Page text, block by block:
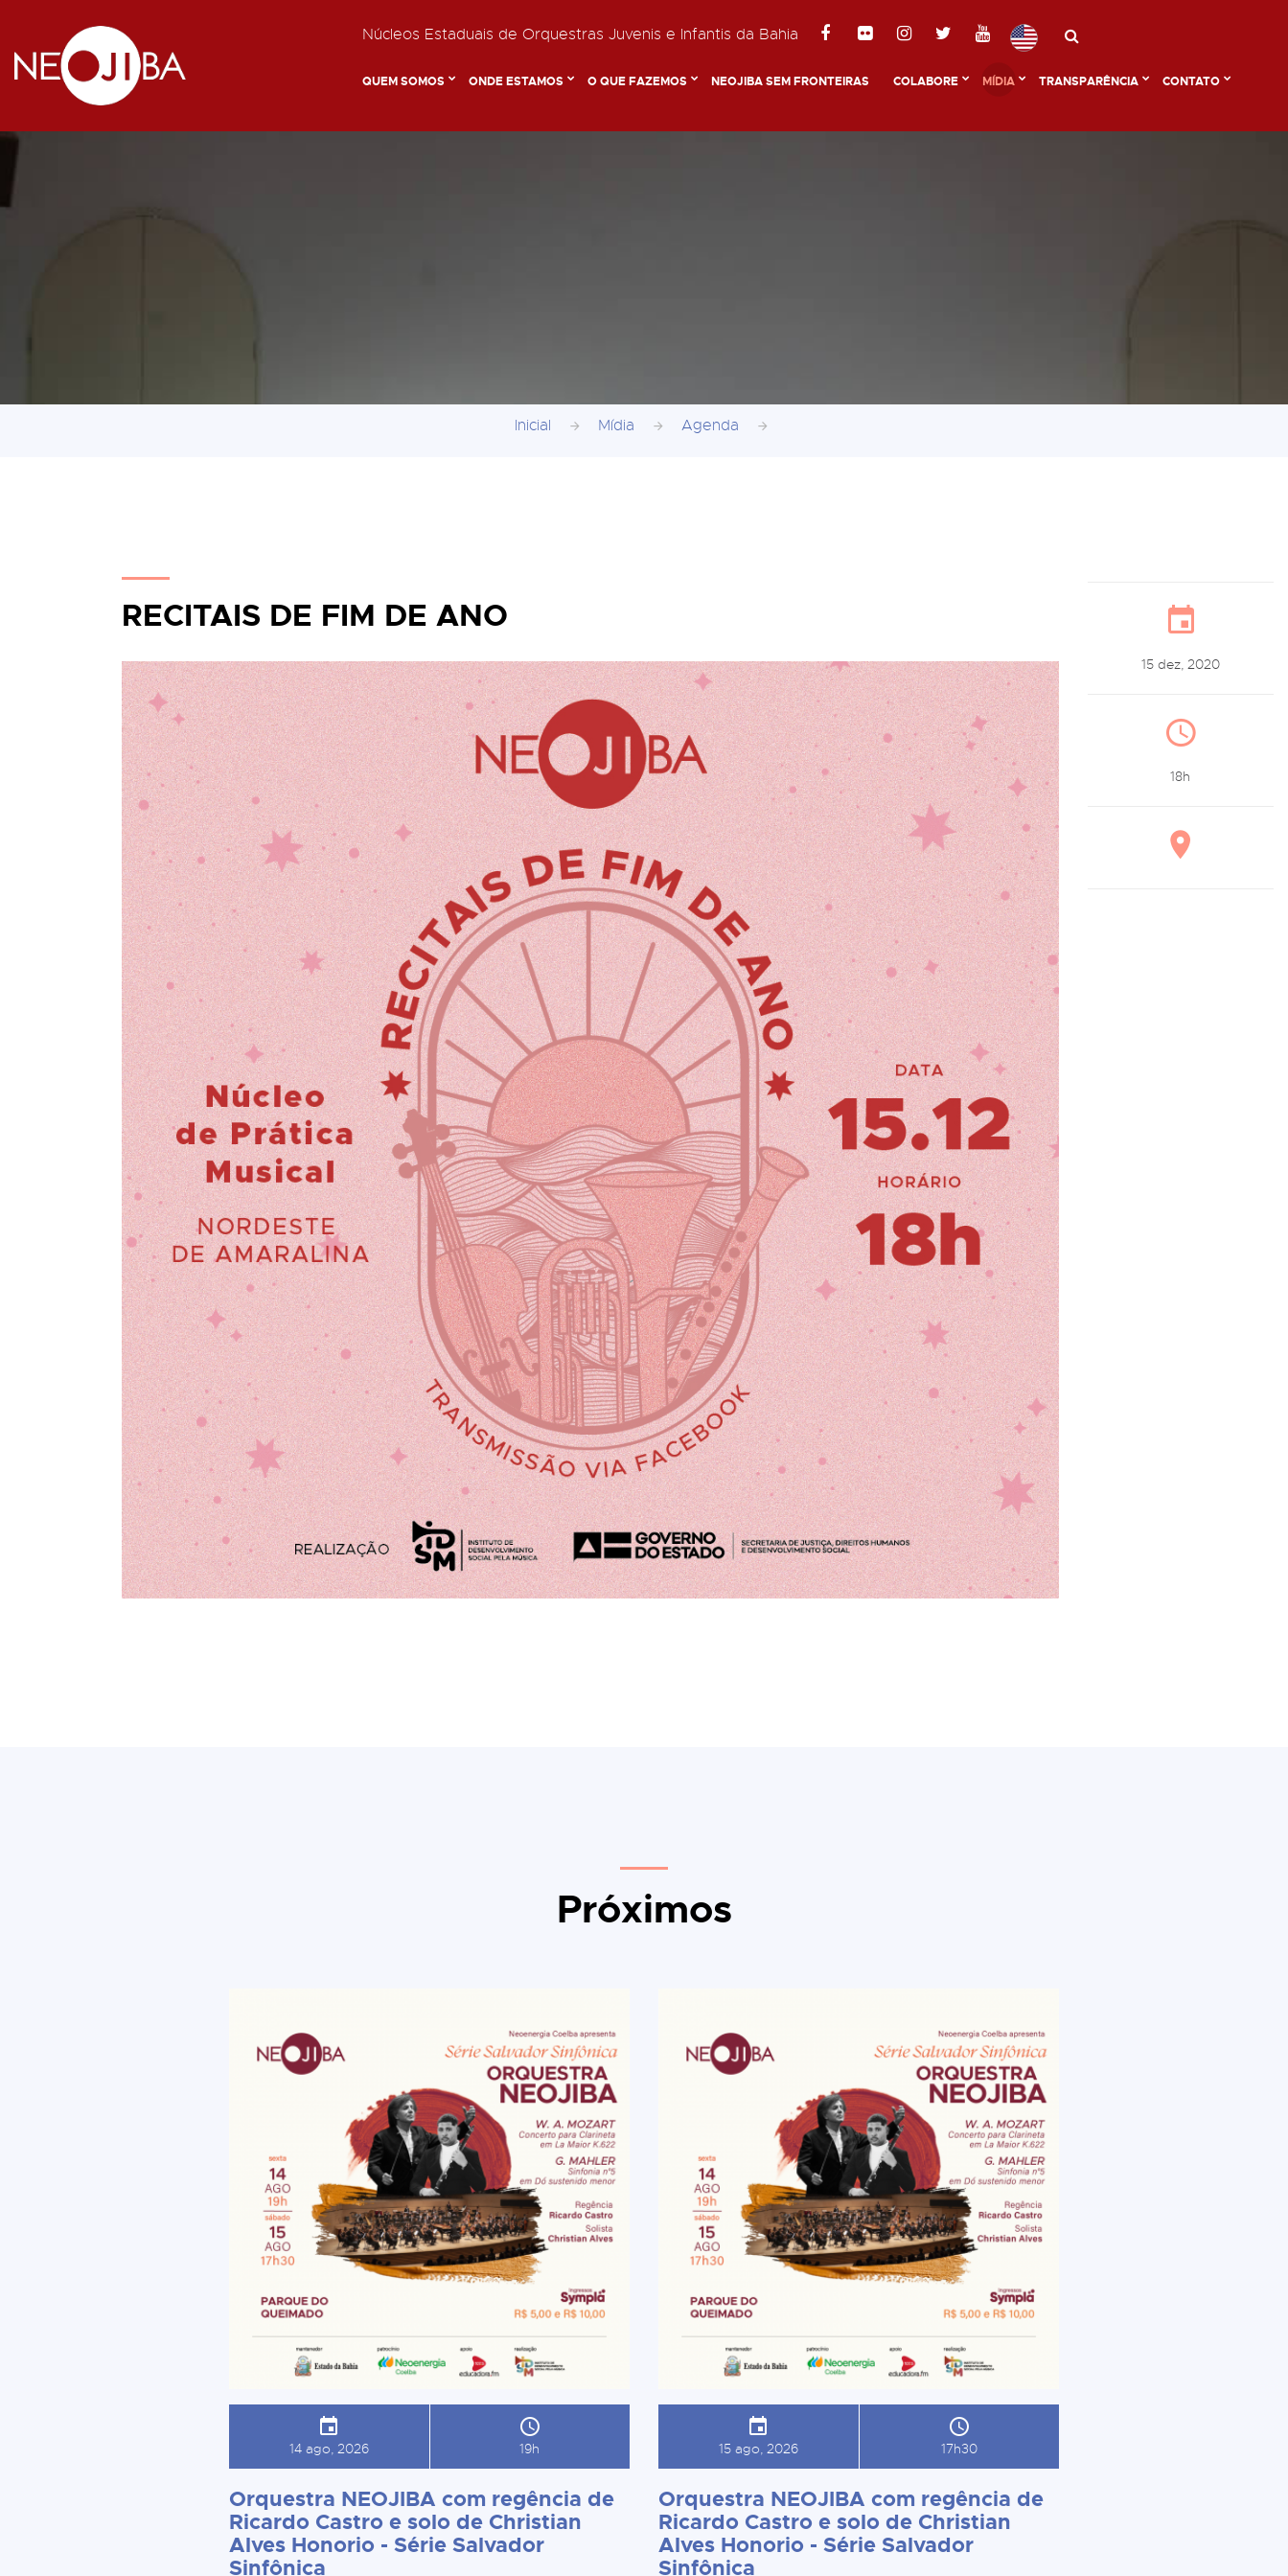
Núcleos Estaduais de Orquestras Juvenis e Infantis da Bahia
QUEM SOMOS ONDE ESTAMOS O QUE FAZEMOS NEOJIBA SEM FRONTEIRAS COLABORE MÍDIA TRANSPARÊNCIA CONTATO
Inicial Mídia Agenda
RECITAIS DE FIM DE ANO
15 dez, 2020
18h
Próximos
14 ago, 2026 19h
Orquestra NEOJIBA com regência de
Ricardo Castro e solo de Christian
Alves Honorio - Série Salvador
Sinfônica
15 ago, 2026 17h30
Orquestra NEOJIBA com regência de
Ricardo Castro e solo de Christian
Alves Honorio - Série Salvador
Sinfônica